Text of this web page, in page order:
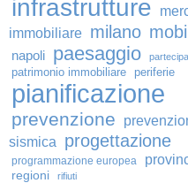
infrastrutture
immobiliare milano
napoli paesaggio
patrimonio immobiliare periferie
pianificazione
prevenzione
sismica
progettazione
programmazione europea
regioni rifiuti